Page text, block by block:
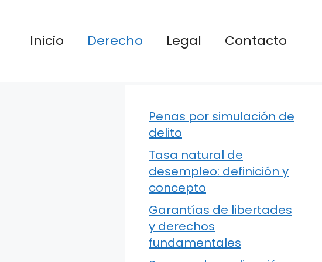
Inicio Derecho Legal Contacto
Penas por simulación de
delito
Tasa natural de
desempleo: definición y
concepto
Garantías de libertades
y derechos
fundamentales